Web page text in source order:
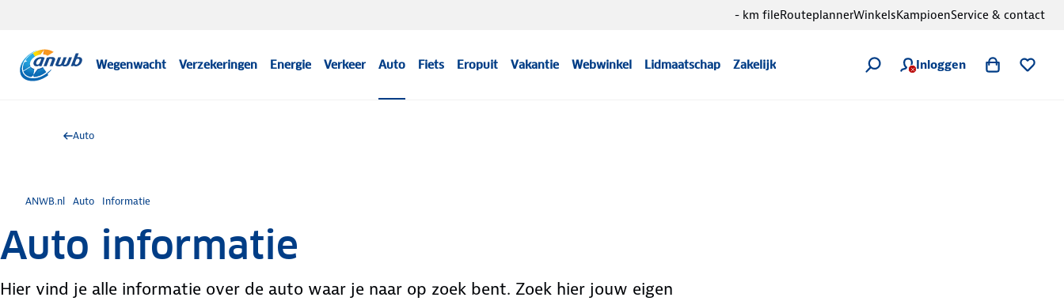
Wegenwacht Verzekeringen Energie Verkeer Auto Fiets Eropuit Vakantie Webwinkel Lidmaatschap Zakelijk Inloggen
- km fileRouteplannerWinkelsKampioenService & contact
Auto
ANWB.nl Auto Informatie
Auto informatie
Hier vind je alle informatie over de auto waar je naar op zoek bent. Zoek hier jouw eigen